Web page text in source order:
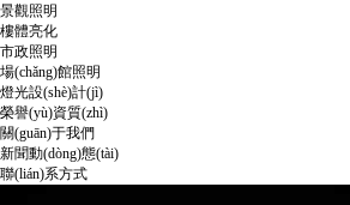
景觀照明
樓體亮化
市政照明
場(chǎng)館照明
燈光設(shè)計(jì)
榮譽(yù)資質(zhì)
關(guān)于我們
新聞動(dòng)態(tài)
聯(lián)系方式